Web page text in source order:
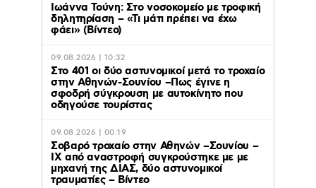
Ιωάννα Τούνη: Στο νοσοκομείο με τροφική
δηλητηρίαση – «Τι μάτι πρέπει να έχω
φάει» (Βίντεο)
09.08.2026 | 10:32
Στο 401 οι δύο αστυνομικοί μετά το τροχαίο
στην Αθηνών-Σουνίου –Πως έγινε η
σφοδρή σύγκρουση με αυτοκίνητο που
οδηγούσε τουρίστας
09.08.2026 | 00:19
Σοβαρό τροχαίο στην Αθηνών –Σουνίου –
ΙΧ από αναστροφή συγκρούστηκε με με
μηχανή της ΔΙΑΣ, δύο αστυνομικοί
τραυματίες – Βίντεο